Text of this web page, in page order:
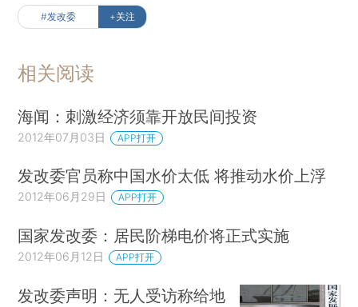
#发改委 +关注
相关阅读
海闻：刺激经济须靠开放民间投资
2012年07月03日 APP打开
发改委官员称中国水价太低 将推动水价上浮
2012年06月29日 APP打开
国家发改委：居民阶梯电价将正式实施
2012年06月12日 APP打开
发改委声明：无人受访称给地